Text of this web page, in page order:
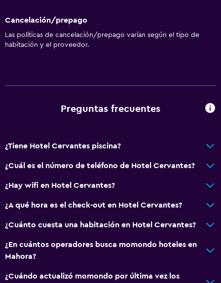
Accesibilidad y adecuación
Habitaciones para no fumadores disponibles
TV de pantalla plana
Armario o clóset
Escritorio
Aire libre
Cancelación/prepago
Las políticas de cancelación/prepago varían según el tipo de
habitación y el proveedor.
Preguntas frecuentes
¿Tiene Hotel Cervantes piscina?
¿Cuál es el número de teléfono de Hotel Cervantes?
¿Hay wifi en Hotel Cervantes?
¿A qué hora es el check-out en Hotel Cervantes?
¿Cuánto cuesta una habitación en Hotel Cervantes?
¿En cuántos operadores busca momondo hoteles en
Mahora?
¿Cuándo actualizó momondo por última vez los